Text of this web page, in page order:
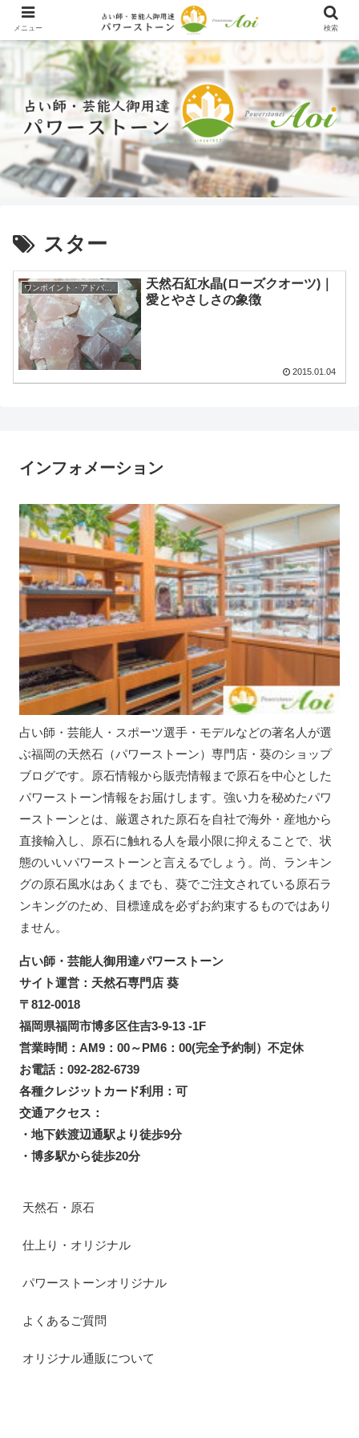
スター
ワンポイント・アドバイス
天然石紅水晶(ローズクオーツ)｜
愛とやさしさの象徴
2015.01.04
インフォメーション
占い師・芸能人・スポーツ選手・モデルなどの著名人が選
ぶ福岡の天然石（パワーストーン）専門店・葵のショップ
ブログです。原石情報から販売情報まで原石を中心とした
パワーストーン情報をお届けします。強い力を秘めたパワ
ーストーンとは、厳選された原石を自社で海外・産地から
直接輸入し、原石に触れる人を最小限に抑えることで、状
態のいいパワーストーンと言えるでしょう。尚、ランキン
グの原石風水はあくまでも、葵でご注文されている原石ラ
ンキングのため、目標達成を必ずお約束するものではあり
ません。
占い師・芸能人御用達パワーストーン
サイト運営：天然石専門店 葵
〒812-0018
福岡県福岡市博多区住吉3-9-13 -1F
営業時間：AM9：00～PM6：00(完全予約制）不定休
お電話：092-282-6739
各種クレジットカード利用：可
交通アクセス：
・地下鉄渡辺通駅より徒歩9分
・博多駅から徒歩20分
天然石・原石
仕上り・オリジナル
パワーストーンオリジナル
よくあるご質問
オリジナル通販について
メニュー 検索